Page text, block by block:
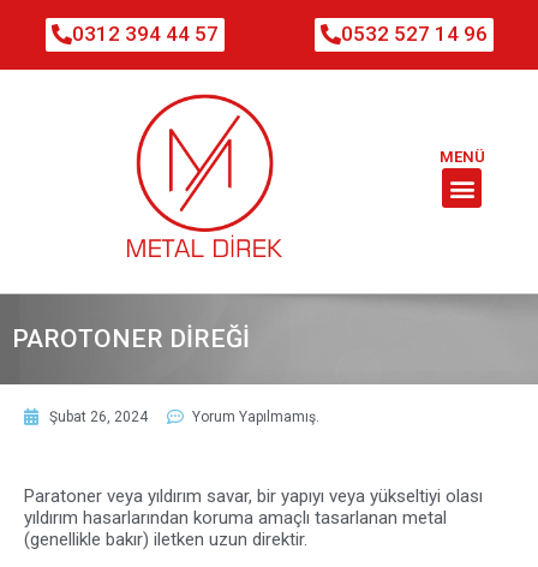
0312 394 44 57 0532 527 14 96
MENÜ
PAROTONER DIREĞI
Şubat 26, 2024 Yorum Yapılmamış.
Paratoner veya yıldırım savar, bir yapıyı veya yükseltiyi olası
yıldırım hasarlarından koruma amaçlı tasarlanan metal
(genellikle bakır) iletken uzun direktir.